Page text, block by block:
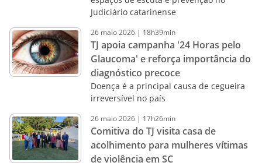
Judiciário catarinense
26 maio2026 | 18h39min
TJ apoia campanha '24 Horas pelo
Glaucoma' e reforça importância do
diagnóstico precoce
Doença é a principal causa de cegueira
irreversível no país
26 maio2026 | 17h26min
Comitiva do TJ visita casa de
acolhimento para mulheres vítimas
de violência em SC